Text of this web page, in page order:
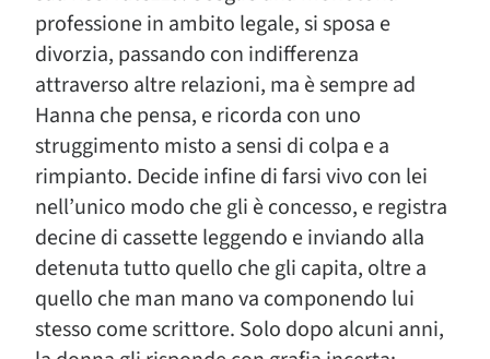
professione in ambito legale, si sposa e
divorzia, passando con indifferenza
attraverso altre relazioni, ma è sempre ad
Hanna che pensa, e ricorda con uno
struggimento misto a sensi di colpa e a
rimpianto. Decide infine di farsi vivo con lei
nell’unico modo che gli è concesso, e registra
decine di cassette leggendo e inviando alla
detenuta tutto quello che gli capita, oltre a
quello che man mano va componendo lui
stesso come scrittore. Solo dopo alcuni anni,